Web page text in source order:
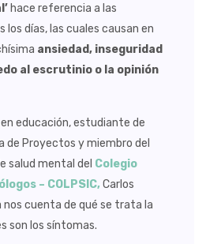
hace referencia a las
días, las cuales causan en
ansiedad, inseguridad
al escrutinio o la opinión
educación, estudiante de
de Proyectos y miembro del
salud mental del Colegio
– COLPSIC,Carlos
nos cuenta de qué se trata la
son los síntomas.